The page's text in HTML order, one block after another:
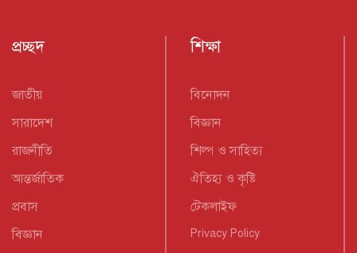
প্রচ্ছদ
জাতীয়
সারাদেশ
রাজনীতি
আন্তর্জাতিক
প্রবাস
বিজ্ঞান
শিক্ষা
বিনোদন
বিজ্ঞান
শিল্প ও সাহিত্য
ঐতিহ্য ও কৃষ্টি
টেকলাইফ
Privacy Policy